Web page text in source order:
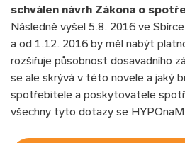
schválen návrh Zákona o
Následně vyšel 5.8. 2016 ve
a od 1.12. 2016 by měl nabýt
rozšiřuje působnost dosavadního
se ale skrývá v této novele a jaký
spotřebitele a poskytovatele
všechny tyto dotazy se